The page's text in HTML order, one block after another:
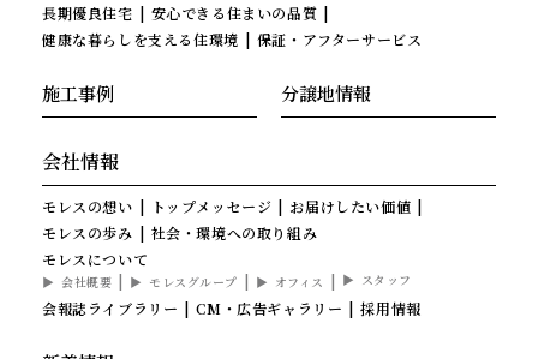
長期優良住宅
安心できる住まいの品質
健康な暮らしを支える住環境
保証・アフターサービス
施工事例 分譲地情報
会社情報
モレスの想い トップメッセージ
お届けしたい価値
モレスの歩み
社会・環境への取り組み
モレスについて
会社概要 モレスグループ オフィス スタッフ
会報誌ライブラリー CM・広告ギャラリー 採用情報